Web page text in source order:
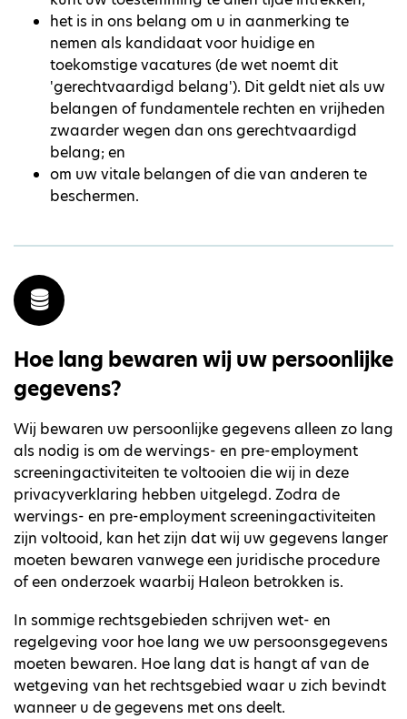
het is in ons belang om u in aanmerking te
nemen als kandidaat voor huidige en
toekomstige vacatures (de wet noemt dit
'gerechtvaardigd belang'). Dit geldt niet als uw
belangen of fundamentele rechten en vrijheden
zwaarder wegen dan ons gerechtvaardigd
belang; en
om uw vitale belangen of die van anderen te
beschermen.
Hoe lang bewaren wij uw persoonlijke
gegevens?
Wij bewaren uw persoonlijke gegevens alleen zo lang
als nodig is om de wervings- en pre-employment
screeningactiviteiten te voltooien die wij in deze
privacyverklaring hebben uitgelegd. Zodra de
wervings- en pre-employment screeningactiviteiten
zijn voltooid, kan het zijn dat wij uw gegevens langer
moeten bewaren vanwege een juridische procedure
of een onderzoek waarbij Haleon betrokken is.
In sommige rechtsgebieden schrijven wet- en
regelgeving voor hoe lang we uw persoonsgegevens
moeten bewaren. Hoe lang dat is hangt af van de
wetgeving van het rechtsgebied waar u zich bevindt
wanneer u de gegevens met ons deelt.